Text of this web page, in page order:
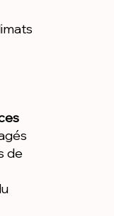
de